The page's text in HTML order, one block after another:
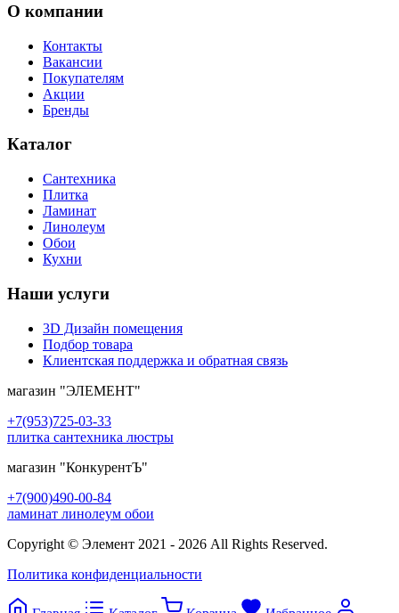
О компании
Контакты
Вакансии
Покупателям
Акции
Бренды
Каталог
Сантехника
Плитка
Ламинат
Линолеум
Обои
Кухни
Наши услуги
3D Дизайн помещения
Подбор товара
Клиентская поддержка и обратная связь
магазин "ЭЛЕМЕНТ"
+7(953)725-03-33
плитка сантехника люстры
магазин "КонкурентЪ"
+7(900)490-00-84
ламинат линолеум обои
Copyright © Элемент 2021 - 2026 All Rights Reserved.
Политика конфиденциальности